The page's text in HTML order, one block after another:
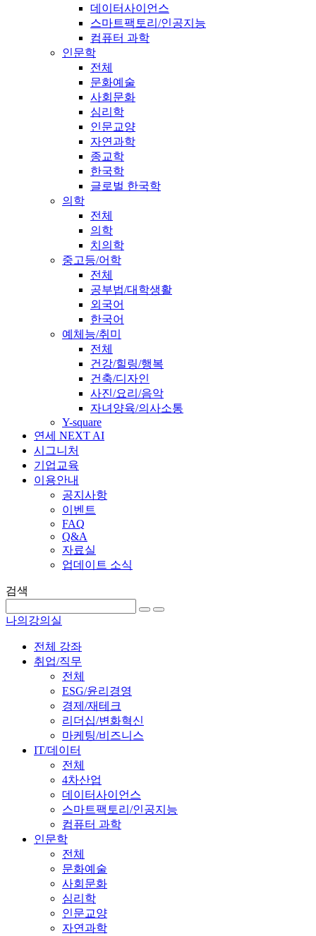
데이터사이언스
스마트팩토리/인공지능
컴퓨터 과학
인문학
전체
문화예술
사회문화
심리학
인문교양
자연과학
종교학
한국학
글로벌 한국학
의학
전체
의학
치의학
중고등/어학
전체
공부법/대학생활
외국어
한국어
예체능/취미
전체
건강/힐링/행복
건축/디자인
사진/요리/음악
자녀양육/의사소통
Y-square
연세 NEXT AI
시그니처
기업교육
이용안내
공지사항
이벤트
FAQ
Q&A
자료실
업데이트 소식
검색
나의강의실
전체 강좌
취업/직무
전체
ESG/윤리경영
경제/재테크
리더십/변화혁신
마케팅/비즈니스
IT/데이터
전체
4차산업
데이터사이언스
스마트팩토리/인공지능
컴퓨터 과학
인문학
전체
문화예술
사회문화
심리학
인문교양
자연과학